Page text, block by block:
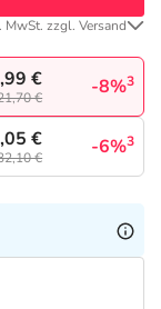
MwSt. zzgl. Versand
€
€ -8%3
€
€ -6%3